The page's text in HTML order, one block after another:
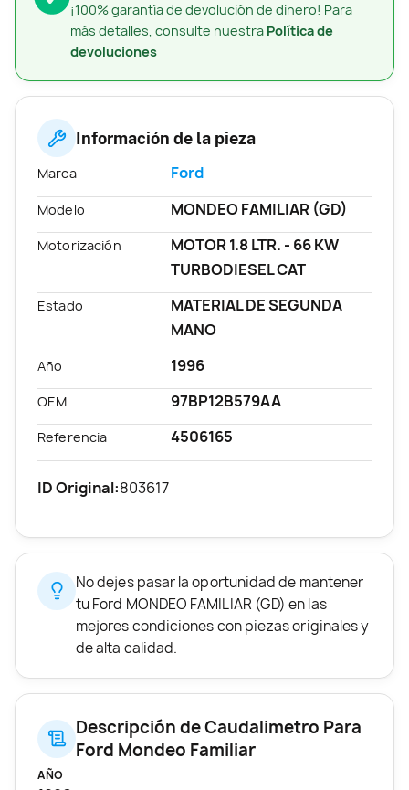
¡100% garantía de devolución de dinero! Para
más detalles, consulte nuestra Política de
devoluciones
Información de la pieza
Marca Ford
Modelo MONDEO FAMILIAR (GD)
Motorización
MOTOR 1.8 LTR. - 66 KW
TURBODIESEL CAT
Estado
MATERIAL DE SEGUNDA
MANO
Año 1996
OEM 97BP12B579AA
Referencia 4506165
ID Original:803617
No dejes pasar la oportunidad de mantener
tu Ford MONDEO FAMILIAR (GD) en las
mejores condiciones con piezas originales y
de alta calidad.
Descripción de Caudalimetro Para
Ford Mondeo Familiar
AÑO